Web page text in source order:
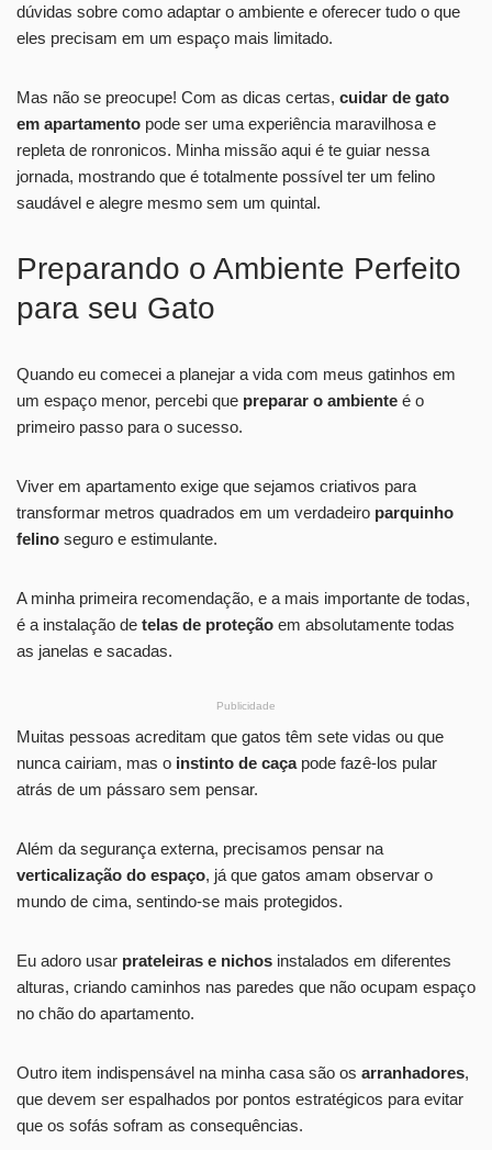
dúvidas sobre como adaptar o ambiente e oferecer tudo o que
eles precisam em um espaço mais limitado.
Mas não se preocupe! Com as dicas certas, cuidar de gato
em apartamento pode ser uma experiência maravilhosa e
repleta de ronronicos. Minha missão aqui é te guiar nessa
jornada, mostrando que é totalmente possível ter um felino
saudável e alegre mesmo sem um quintal.
Preparando o Ambiente Perfeito
para seu Gato
Quando eu comecei a planejar a vida com meus gatinhos em
um espaço menor, percebi que preparar o ambiente é o
primeiro passo para o sucesso.
Viver em apartamento exige que sejamos criativos para
transformar metros quadrados em um verdadeiro parquinho
felino seguro e estimulante.
A minha primeira recomendação, e a mais importante de todas,
é a instalação de telas de proteção em absolutamente todas
as janelas e sacadas.
Publicidade
Muitas pessoas acreditam que gatos têm sete vidas ou que
nunca cairiam, mas o instinto de caçapode fazê-los pular
atrás de um pássaro sem pensar.
Além da segurança externa, precisamos pensar na
verticalização do espaço, já que gatos amam observar o
mundo de cima, sentindo-se mais protegidos.
Eu adoro usar prateleiras e nichos instalados em diferentes
alturas, criando caminhos nas paredes que não ocupam espaço
no chão do apartamento.
Outro item indispensável na minha casa são os arranhadores,
que devem ser espalhados por pontos estratégicos para evitar
que os sofás sofram as consequências.